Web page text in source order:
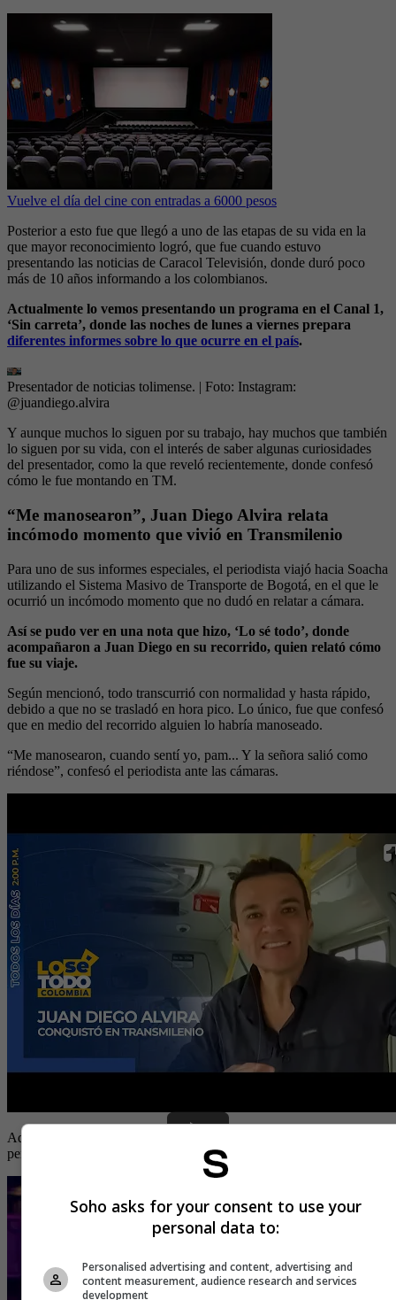
Vuelve el día del cine con entradas a 6000 pesos
Posterior a esto fue que llegó a uno de las etapas de su vida en la
que mayor reconocimiento logró, que fue cuando estuvo
presentando las noticias de Caracol Televisión, donde duró poco
más de 10 años informando a los colombianos.
Actualmente lo vemos presentando un programa en el Canal 1,
‘Sin carreta’, donde las noches de lunes a viernes prepara
diferentes informes sobre lo que ocurre en el país.
Presentador de noticias tolimense. | Foto: Instagram:
@juandiego.alvira
Y aunque muchos lo siguen por su trabajo, hay muchos que también
lo siguen por su vida, con el interés de saber algunas curiosidades
del presentador, como la que reveló recientemente, donde confesó
cómo le fue montando en TM.
“Me manosearon”, Juan Diego Alvira relata
incómodo momento que vivió en Transmilenio
Para uno de sus informes especiales, el periodista viajó hacia Soacha
utilizando el Sistema Masivo de Transporte de Bogotá, en el que le
ocurrió un incómodo momento que no dudó en relatar a cámara.
Así se pudo ver en una nota que hizo, ‘Lo sé todo’, donde
acompañaron a Juan Diego en su recorrido, quien relató cómo
fue su viaje.
Según mencionó, todo transcurrió con normalidad y hasta rápido,
debido a que no se trasladó en hora pico. Lo único, fue que confesó
que en medio del recorrido alguien lo habría manoseado.
“Me manosearon, cuando sentí yo, pam... Y la señora salió como
riéndose”, confesó el periodista ante las cámaras.
Además, en el informe se puede ver el cariño que le tienen muchas
personas, ya que halagan su trabajo y personalidad.
Soho asks for your consent to use your
personal data to:
Personalised advertising and content, advertising and
content measurement, audience research and services
development